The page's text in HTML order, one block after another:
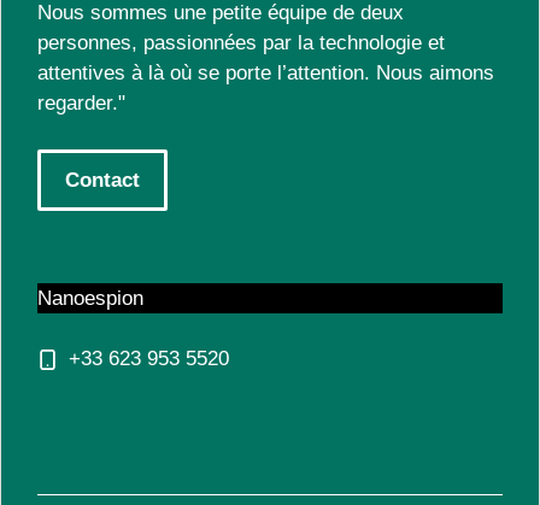
Nous sommes une petite équipe de deux
personnes, passionnées par la technologie et
attentives à là où se porte l’attention. Nous aimons
regarder."
Contact
Nanoespion
+33 623 953 5520